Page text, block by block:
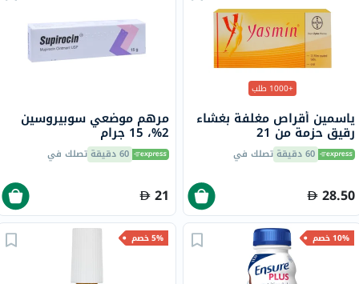
+1000 طلب
ياسمين أقراص مغلفة بغشاء
رقيق حزمة من 21
60 دقيقة تصلك في
28.50
مرهم موضعي سوبيروسين
2%، 15 جرام
60 دقيقة تصلك في
21
10% خصم 5% خصم